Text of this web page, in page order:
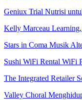
Geniux Trial Nutrisi
Kelly Marceau
Stars in Coma Musik
Sushi WiFi Rental WiFi
The Integrated Retailer
Valley Choral